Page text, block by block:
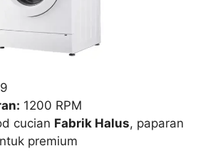
1200 RPM
cucian Fabrik Halus, paparan
premium